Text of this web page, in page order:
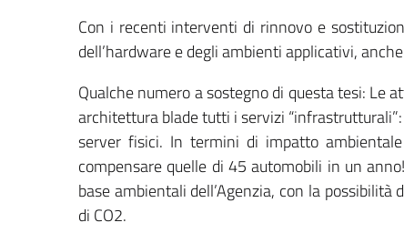
Con i recenti interventi di rinnovo e
dell’hardware e degli ambienti applicativi,
Qualche numero a sostegno di questa tesi: Le
architettura blade tutti i servizi
server fisici. In termini di impatto
compensare quelle di 45 automobili in un
base ambientali dell’Agenzia, con la
di CO2.